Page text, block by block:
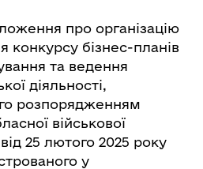
про організацію
конкурсу бізнес-планів
та ведення
діяльності,
розпорядженням
військової
від 25 лютого 2025 року
у